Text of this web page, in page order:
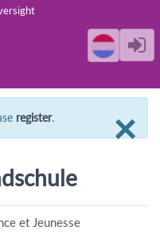
×
register.
et Jeunesse